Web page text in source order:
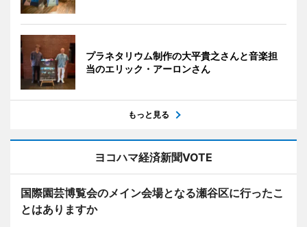
プラネタリウム制作の大平貴之さんと音楽担
当のエリック・アーロンさん
もっと見る
ヨコハマ経済新聞VOTE
国際園芸博覧会のメイン会場となる瀬谷区に行ったこ
とはありますか